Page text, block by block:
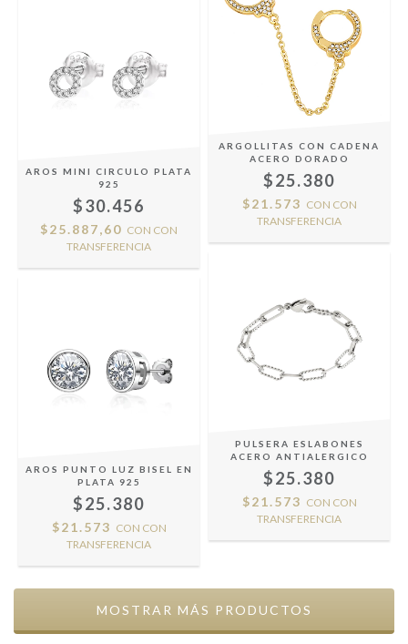
AROS MINI CIRCULO PLATA
925
$30.456
$25.887,60 CON CON
TRANSFERENCIA
ARGOLLITAS CON CADENA
ACERO DORADO
$25.380
$21.573 CON CON
TRANSFERENCIA
AROS PUNTO LUZ BISEL EN
PLATA 925
$25.380
$21.573 CON CON
TRANSFERENCIA
PULSERA ESLABONES
ACERO ANTIALERGICO
$25.380
$21.573 CON CON
TRANSFERENCIA
MOSTRAR MÁS PRODUCTOS